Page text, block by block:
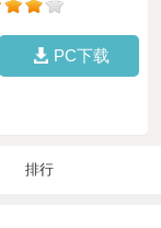
PC下载
排行